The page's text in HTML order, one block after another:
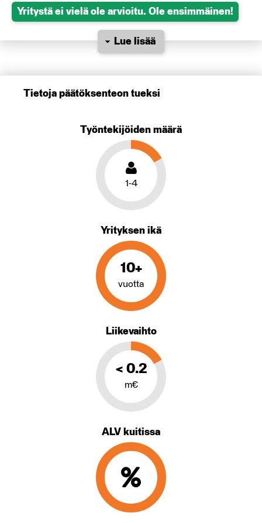
Yritystä ei vielä ole arvioitu. Ole ensimmäinen!
Lue lisää
Tietoja päätöksenteon tueksi
Työntekijöiden määrä
1-4
Yrityksen ikä
10+
vuotta
Liikevaihto
< 0.2
m€
ALV kuitissa